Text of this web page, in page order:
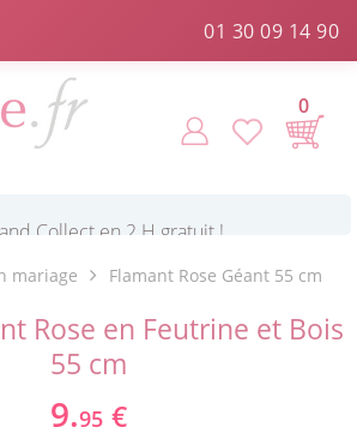
01 30 09 14 90
0
point relais gratuit dès 89 € !
mariage Flamant Rose Géant 55 cm
Rose en Feutrine et Bois
55 cm
9.95 €